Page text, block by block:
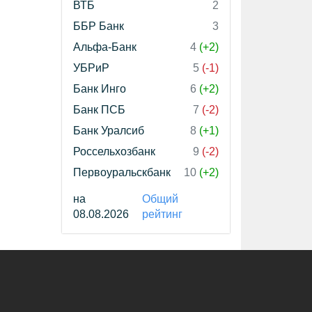
ВТБ
2
ББР Банк
3
Альфа-Банк
4 (+2)
УБРиР
5 (-1)
Банк Инго
6 (+2)
Банк ПСБ
7 (-2)
Банк Уралсиб
8 (+1)
Россельхозбанк
9 (-2)
Первоуральскбанк
10 (+2)
на
08.08.2026
Общий
рейтинг